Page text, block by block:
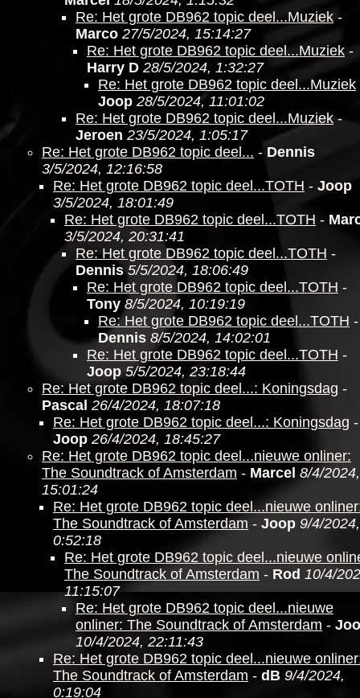
Re: Het grote DB962 topic deel...Muziek -
Marco 27/5/2024, 15:14:27
Re: Het grote DB962 topic deel...Muziek -
Harry D 28/5/2024, 1:32:27
Re: Het grote DB962 topic deel...Muziek
Joop 28/5/2024, 11:01:02
Re: Het grote DB962 topic deel...Muziek -
Jeroen 23/5/2024, 1:05:17
Re: Het grote DB962 topic deel... - Dennis
3/5/2024, 12:16:58
Re: Het grote DB962 topic deel...TOTH - Joop
3/5/2024, 18:01:49
Re: Het grote DB962 topic deel...TOTH -
3/5/2024, 20:31:41
Re: Het grote DB962 topic deel...TOTH -
Dennis 5/5/2024, 18:06:49
Re: Het grote DB962 topic deel...TOTH -
Tony 8/5/2024, 10:19:19
Re: Het grote DB962 topic deel...TOTH -
Dennis 8/5/2024, 14:02:01
Re: Het grote DB962 topic deel...TOTH -
Joop 5/5/2024, 23:18:44
Re: Het grote DB962 topic deel...: Koningsdag -
Pascal 26/4/2024, 18:07:18
Re: Het grote DB962 topic deel...: Koningsdag -
Joop 26/4/2024, 18:45:27
Re: Het grote DB962 topic deel...nieuwe onliner:
The Soundtrack of Amsterdam - Marcel 8/4/2024,
15:01:24
Re: Het grote DB962 topic deel...nieuwe
The Soundtrack of Amsterdam - Joop 9/4/2024,
0:52:18
Re: Het grote DB962 topic deel...nieuwe
The Soundtrack of Amsterdam - Rod 10/4/
11:15:07
Re: Het grote DB962 topic deel...nieuwe
onliner: The Soundtrack of Amsterdam -
10/4/2024, 22:11:43
Re: Het grote DB962 topic deel...nieuwe
The Soundtrack of Amsterdam - dB 9/4/2024,
0:19:04